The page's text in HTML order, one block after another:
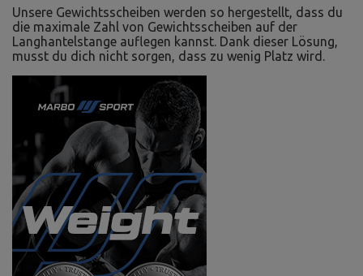
Unsere Gewichtsscheiben werden so hergestellt, dass du
die maximale Zahl von Gewichtsscheiben auf der
Langhantelstange auflegen kannst. Dank dieser Lösung,
musst du dich nicht sorgen, dass zu wenig Platz wird.